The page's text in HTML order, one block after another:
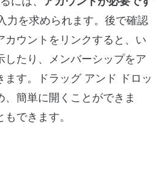
力を求められます。後で確認
カウントをリンクすると、い
したり、メンバーシップをア
ます。ドラッグ アンド ドロッ
簡単に開くことができま
できます。